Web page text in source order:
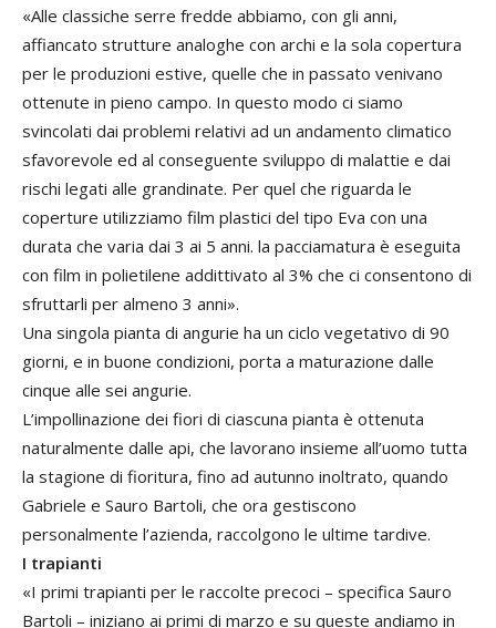
«Alle classiche serre fredde abbiamo, con gli anni,
affiancato strutture analoghe con archi e la sola copertura
per le produzioni estive, quelle che in passato venivano
ottenute in pieno campo. In questo modo ci siamo
svincolati dai problemi relativi ad un andamento climatico
sfavorevole ed al conseguente sviluppo di malattie e dai
rischi legati alle grandinate. Per quel che riguarda le
coperture utilizziamo film plastici del tipo Eva con una
durata che varia dai 3 ai 5 anni. la pacciamatura è eseguita
con film in polietilene addittivato al 3% che ci consentono di
sfruttarli per almeno 3 anni».
Una singola pianta di angurie ha un ciclo vegetativo di 90
giorni, e in buone condizioni, porta a maturazione dalle
cinque alle sei angurie.
L’impollinazione dei fiori di ciascuna pianta è ottenuta
naturalmente dalle api, che lavorano insieme all’uomo tutta
la stagione di fioritura, fino ad autunno inoltrato, quando
Gabriele e Sauro Bartoli, che ora gestiscono
personalmente l’azienda, raccolgono le ultime tardive.
I trapianti
«I primi trapianti per le raccolte precoci – specifica Sauro
Bartoli – iniziano ai primi di marzo e su queste andiamo in